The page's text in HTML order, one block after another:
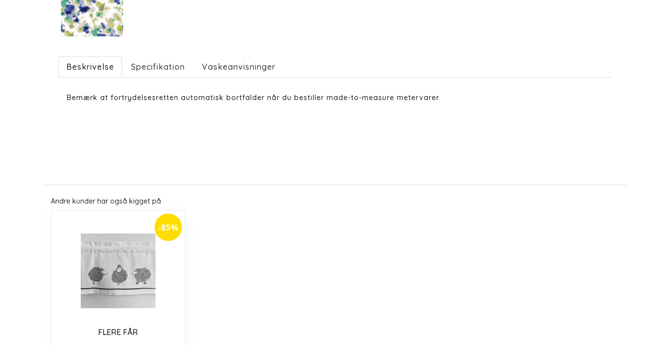
Beskrivelse Specifikation Vaskeanvisninger
Bemærk at fortrydelsesretten automatisk bortfalder når du bestiller made-to-measure metervarer.
Andre kunder har også kigget på
-85%
FLERE FÅR